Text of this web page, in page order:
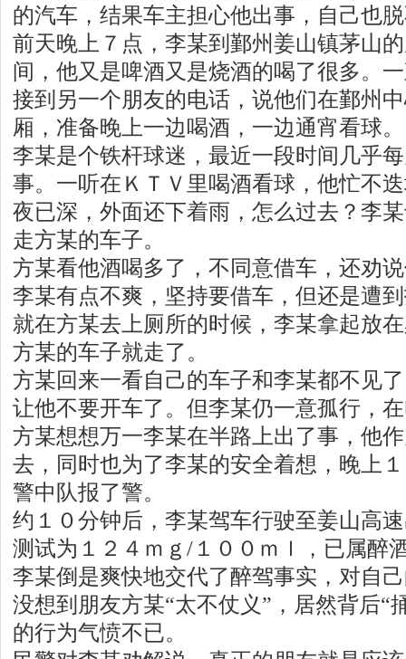
的汽车，结果车主担心他出事，自己也
前天晚上７点，李某到鄞州姜山镇茅山
间，他又是啤酒又是烧酒的喝了很多。
接到另一个朋友的电话，说他们在鄞州
厢，准备晚上一边喝酒，一边通宵看球。
李某是个铁杆球迷，最近一段时间几乎
事。一听在ＫＴＶ里喝酒看球，他忙不
夜已深，外面还下着雨，怎么过去？李
走方某的车子。
方某看他酒喝多了，不同意借车，还劝
李某有点不爽，坚持要借车，但还是遭
就在方某去上厕所的时候，李某拿起放
方某的车子就走了。
方某回来一看自己的车子和李某都不见
让他不要开车了。但李某仍一意孤行，
方某想想万一李某在半路上出了事，他
去，同时也为了李某的安全着想，晚上
警中队报了警。
约１０分钟后，李某驾车行驶至姜山高
测试为１２４ｍｇ/１００ｍｌ，已属醉
李某倒是爽快地交代了醉驾事实，对自
没想到朋友方某“太不仗义”，居然背后“
的行为气愤不已。